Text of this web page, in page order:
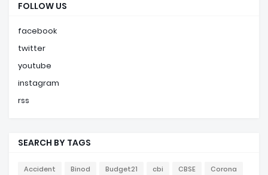
FOLLOW US
facebook
twitter
youtube
instagram
rss
SEARCH BY TAGS
Accident Binod Budget21 cbi CBSE Corona